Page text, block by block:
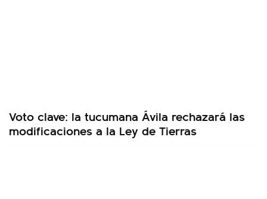
Voto clave: la tucumana Ávila rechazará las
modificaciones a la Ley de Tierras